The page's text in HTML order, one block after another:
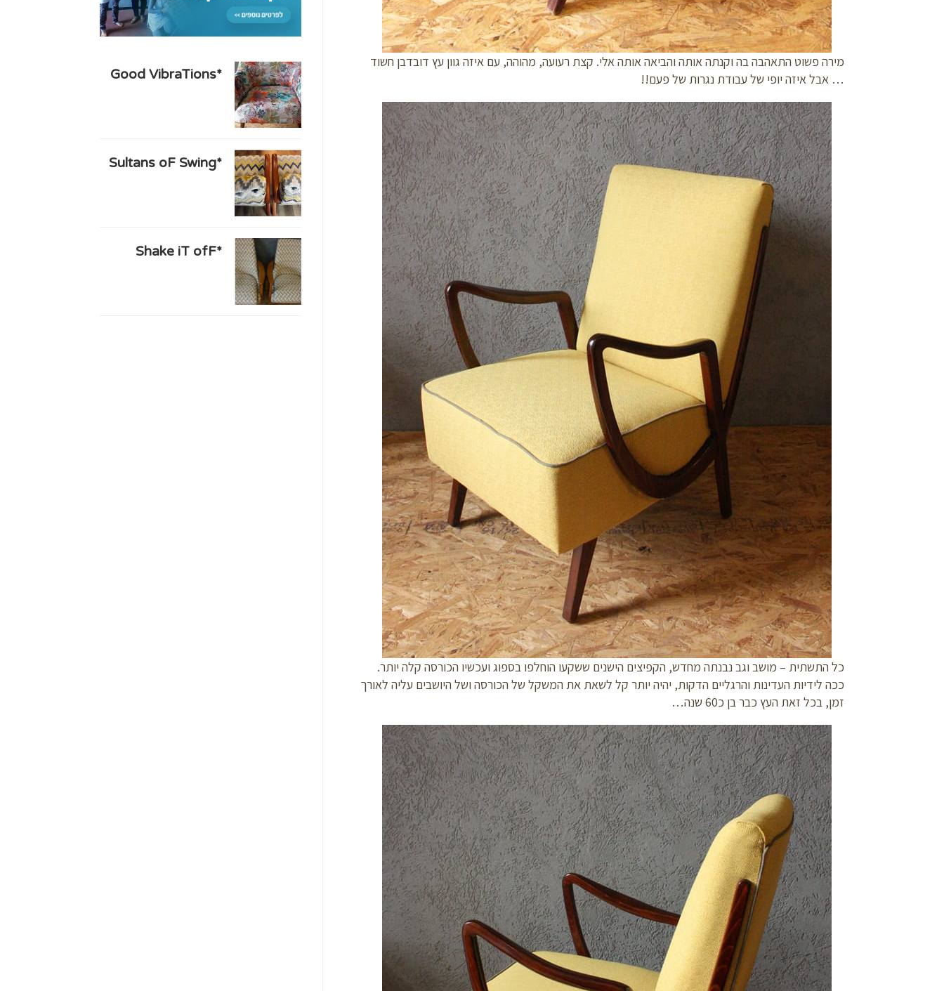
מירה פשוט התאהבה בה וקנתה אותה והביאה אותה אלי. קצת רעועה, מהוהה, עם איזה גוון עץ דובדבן חשוד
… אבל איזה יופי של עבודת נגרות של פעם!!
כל התשתית – מושב וגב נבנתה מחדש, הקפיצים הישנים ששקעו הוחלפו בספוג ועכשיו הכורסה קלה יותר.
ככה לידיות העדינות והרגליים הדקות, יהיה יותר קל לשאת את המשקל של הכורסה ושל היושבים עליה לאורך
זמן, בכל זאת העץ כבר בן כ60 שנה…
*Good VibraTions
*Sultans oF Swing
*Shake iT ofF